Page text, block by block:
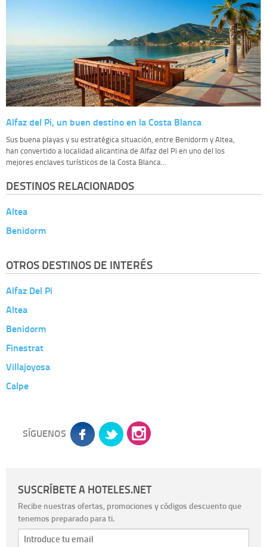
Alfaz del Pi, un buen destino en la Costa Blanca
Sus buena playas y su estratégica situación, entre Benidorm y Altea,
han convertido a localidad alicantina de Alfaz del Pi en uno del los
mejores enclaves turísticos de la Costa Blanca...
DESTINOS RELACIONADOS
Altea
Benidorm
OTROS DESTINOS DE INTERÉS
Alfaz Del Pi
Altea
Benidorm
Finestrat
Villajoyosa
Calpe
SÍGUENOS
SUSCRÍBETE A HOTELES.NET
Recibe nuestras ofertas, promociones y códigos descuento que
tenemos preparado para ti.